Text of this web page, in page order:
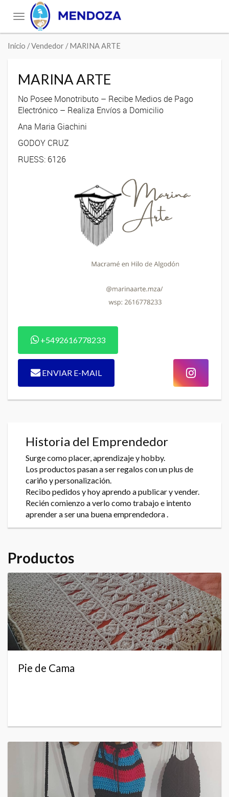
Toggle
navigation
Inicio / Vendedor / MARINA ARTE
MARINA ARTE
No Posee Monotributo – Recibe Medios de Pago
Electrónico – Realiza Envíos a Domicilio
Ana Maria Giachini
GODOY CRUZ
RUESS: 6126
+5492616778233
ENVIAR E-MAIL
Historia del Emprendedor
Surge como placer, aprendizaje y hobby.
Los productos pasan a ser regalos con un plus de
cariño y personalización.
Recibo pedidos y hoy aprendo a publicar y vender.
Recién comienzo a verlo como trabajo e intento
aprender a ser una buena emprendedora .
Productos
Pie de Cama